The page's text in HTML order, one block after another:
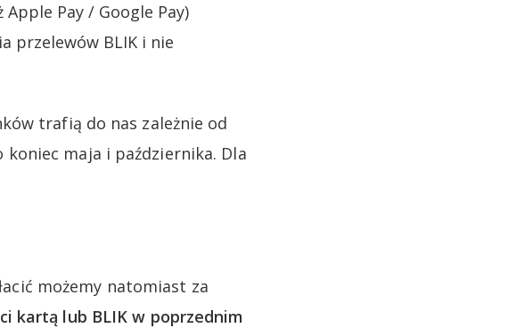
Pay / Google Pay)
przelewów BLIK i nie
trafią do nas zależnie od
maja i października. Dla
możemy natomiast za
kartą lub BLIK w poprzednim